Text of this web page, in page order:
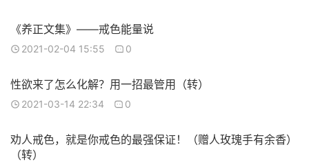
《养正文集》——戒色能量说
2021-02-04 15:55 0
性欲来了怎么化解？用一招最管用（转）
2021-03-14 22:34 0
劝人戒色，就是你戒色的最强保证！（赠人玫瑰手有余香）
（转）